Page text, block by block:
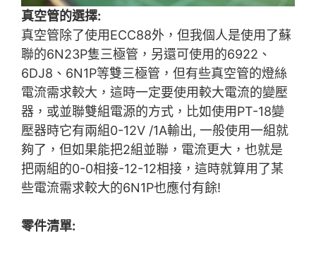
真空管的選擇:
真空管除了使用ECC88外，但我個人是使用了蘇
聯的6N23P隻三極管，另還可使用的6922、
6DJ8、6N1P等雙三極管，但有些真空管的燈絲
電流需求較大，這時一定要使用較大電流的變壓
器，或並聯雙組電源的方式，比如使用PT-18變
壓器時它有兩組0-12V /1A輸出, 一般使用一組就
夠了，但如果能把2組並聯，電流更大，也就是
把兩組的0-0相接-12-12相接，這時就算用了某
些電流需求較大的6N1P也應付有餘!
零件清單: